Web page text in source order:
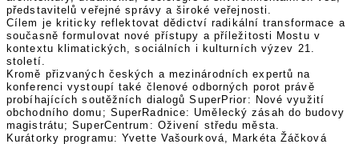
představitelů veřejné správy a široké veřejnosti.
Cílem je kriticky reflektovat dědictví radikální transformace a
současně formulovat nové přístupy a příležitosti Mostu v
kontextu klimatických, sociálních i kulturních výzev 21.
století.
Kromě přizvaných českých a mezinárodních expertů na
konferenci vystoupí také členové odborných porot právě
probíhajících soutěžních dialogů SuperPrior: Nové využití
obchodního domu; SuperRadnice: Umělecký zásah do budovy
magistrátu; SuperCentrum: Oživení středu města.
Kurátorky programu: Yvette Vašourková, Markéta Žáčková